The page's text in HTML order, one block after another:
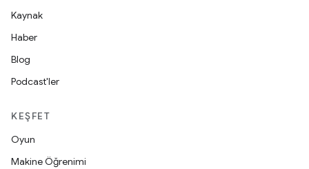
Kaynak
Haber
Blog
Podcast'ler
KEŞFET
Oyun
Makine Öğrenimi